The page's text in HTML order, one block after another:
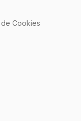
Cookies